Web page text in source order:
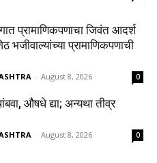
प्रामाणिकपणाचा जिवंत आदर्श
भजीवाल्यांच्या प्रामाणिकपणाची
- August 8, 2026 0
औषधे द्या; अन्यथा तीव्र
- August 8, 2026 0